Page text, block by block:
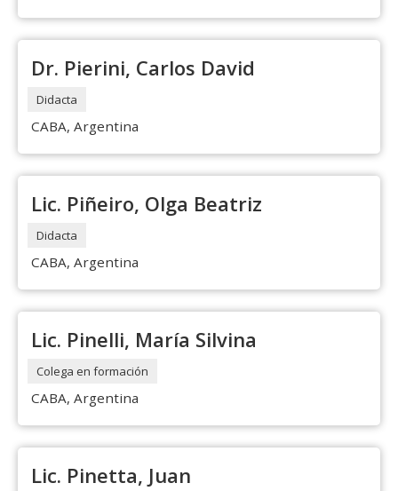
Dr. Pierini, Carlos David
Didacta
CABA, Argentina
Lic. Piñeiro, Olga Beatriz
Didacta
CABA, Argentina
Lic. Pinelli, María Silvina
Colega en formación
CABA, Argentina
Lic. Pinetta, Juan